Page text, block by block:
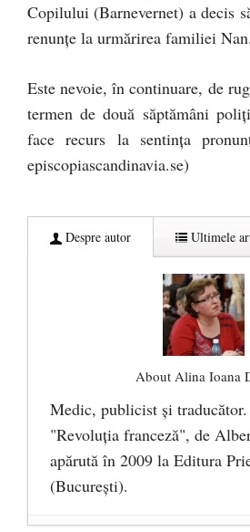
Copilului (Barnevernet) a decis
renunțe la urmărirea familiei Nan.
Este nevoie, în continuare, de
termen de două săptămâni
face recurs la sentința
episcopiascandinavia.se)
Despre autor Ultimele
About Alina Ioana
Medic, publicist şi
"Revoluţia franceză", de
apărută în 2009 la Editura
(Bucureşti).